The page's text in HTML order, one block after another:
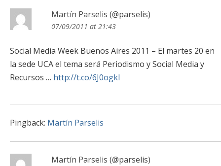
Martín Parselis (@parselis)
07/09/2011 at 21:43
Social Media Week Buenos Aires 2011 – El martes 20 en
la sede UCA el tema será Periodismo y Social Media y
Recursos … http://t.co/6J0ogkl
Pingback: Martín Parselis
Martín Parselis (@parselis)